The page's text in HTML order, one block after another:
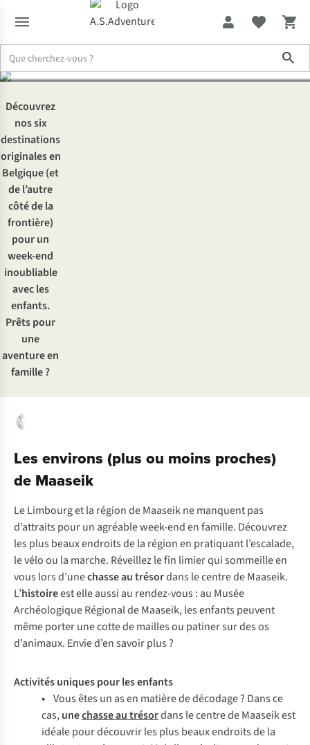
manquer
Découvrez
nos six
destinations
originales en
Belgique (et
de l’autre
côté de la
frontière)
pour un
week-end
inoubliable
avec les
enfants.
Prêts pour
une
aventure en
famille ?
Maaseik
Les environs (plus ou moins proches)
de Maaseik
Le Limbourg et la région de Maaseik ne manquent pas
d’attraits pour un agréable week-end en famille. Découvrez
les plus beaux endroits de la région en pratiquant l’escalade,
le vélo ou la marche. Réveillez le fin limier qui sommeille en
vous lors d’unechasse au trésordans le centre de Maaseik.
L’histoireest elle aussi au rendez-vous : au Musée
Archéologique Régional de Maaseik, les enfants peuvent
même porter une cotte de mailles ou patiner sur des os
d’animaux. Envie d’en savoir plus ?
Activités uniques pour les enfants
• Vous êtes un as en matière de décodage ? Dans ce
cas,unechasse au trésordans le centre de Maaseik est
idéale pour découvrir les plus beaux endroits de la